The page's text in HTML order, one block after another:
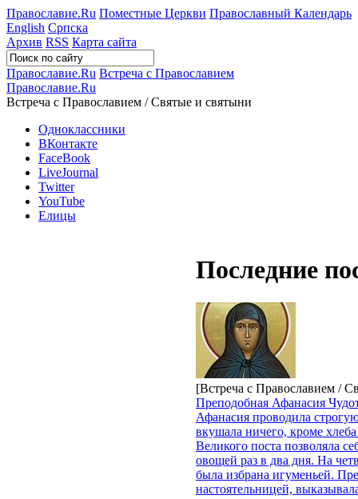
Православие.Ru Поместные Церкви Православный Календарь
English Српска
Архив RSS Карта сайта
Православие.Ru Встреча с Православием
Православие.Ru
Встреча с Православием / Святые и святыни
Одноклассники
ВКонтакте
FaceBook
LiveJournal
Twitter
YouTube
Елицы
Последние
[Встреча с Православием /
Преподобная Афанасия
Афанасия проводила
вкушала ничего, кроме
Великого поста позволяла
овощей раз в два дня. На
была избрана игу­меньей.
настоятельницей,